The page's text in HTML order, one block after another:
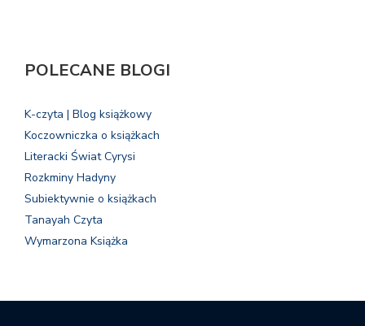
POLECANE BLOGI
K-czyta | Blog książkowy
Koczowniczka o książkach
Literacki Świat Cyrysi
Rozkminy Hadyny
Subiektywnie o książkach
Tanayah Czyta
Wymarzona Książka